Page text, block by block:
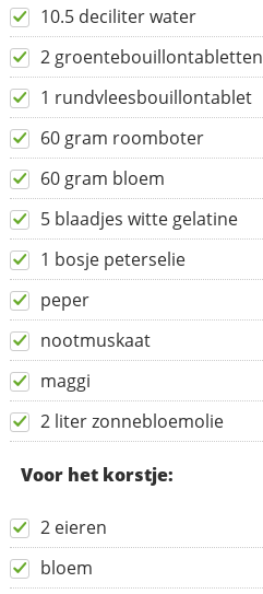
10.5 deciliter water
2 groentebouillontabletten
1 rundvleesbouillontablet
60 gram roomboter
60 gram bloem
5 blaadjes witte gelatine
1 bosje peterselie
peper
nootmuskaat
maggi
2 liter zonnebloemolie
Voor het korstje:
2 eieren
bloem